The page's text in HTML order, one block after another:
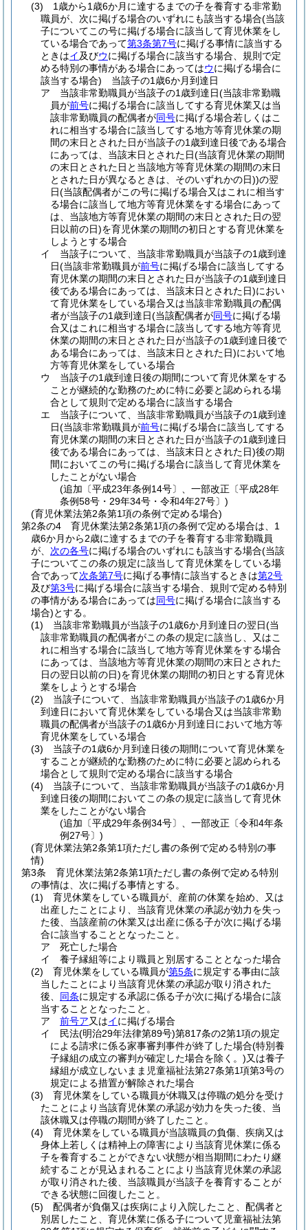
(3)
1歳から1歳6か月に達するまでの子を養育する非常勤
職員が、次に掲げる場合のいずれにも該当する場合(当該
子についてこの号に掲げる場合に該当して育児休業をし
ている場合であって第3条第7号に掲げる事情に該当する
ときはイ及びウに掲げる場合に該当する場合、規則で定
める特別の事情がある場合にあってはウに掲げる場合に
該当する場合) 当該子の1歳6か月到達日
ア
当該非常勤職員が当該子の1歳到達日(当該非常勤職
員が前号に掲げる場合に該当してする育児休業又は当
該非常勤職員の配偶者が同号に掲げる場合若しくはこ
れに相当する場合に該当してする地方等育児休業の期
間の末日とされた日が当該子の1歳到達日後である場合
にあっては、当該末日とされた日(当該育児休業の期間
の末日とされた日と当該地方等育児休業の期間の末日
とされた日が異なるときは、そのいずれかの日))の翌
日(当該配偶者がこの号に掲げる場合又はこれに相当す
る場合に該当して地方等育児休業をする場合にあって
は、当該地方等育児休業の期間の末日とされた日の翌
日以前の日)を育児休業の期間の初日とする育児休業を
しようとする場合
イ
当該子について、当該非常勤職員が当該子の1歳到達
日(当該非常勤職員が前号に掲げる場合に該当してする
育児休業の期間の末日とされた日が当該子の1歳到達日
後である場合にあっては、当該末日とされた日)におい
て育児休業をしている場合又は当該非常勤職員の配偶
者が当該子の1歳到達日(当該配偶者が同号に掲げる場
合又はこれに相当する場合に該当してする地方等育児
休業の期間の末日とされた日が当該子の1歳到達日後で
ある場合にあっては、当該末日とされた日)において地
方等育児休業をしている場合
ウ
当該子の1歳到達日後の期間について育児休業をする
ことが継続的な勤務のために特に必要と認められる場
合として規則で定める場合に該当する場合
エ
当該子について、当該非常勤職員が当該子の1歳到達
日(当該非常勤職員が前号に掲げる場合に該当してする
育児休業の期間の末日とされた日が当該子の1歳到達日
後である場合にあっては、当該末日とされた日)後の期
間においてこの号に掲げる場合に該当して育児休業を
したことがない場合
(追加〔平成23年条例14号〕、一部改正〔平成28年
条例58号・29年34号・令和4年27号〕)
(育児休業法第2条第1項の条例で定める場合)
第2条の4
育児休業法第2条第1項の条例で定める場合は、1
歳6か月から2歳に達するまでの子を養育する非常勤職員
が、 次の各号に掲げる場合のいずれにも該当する場合(当該
子についてこの条の規定に該当して育児休業をしている場
合であって次条第7号に掲げる事情に該当するときは第2号
及び第3号に掲げる場合に該当する場合、規則で定める特別
の事情がある場合にあっては同号に掲げる場合に該当する
場合)とする。
(1)
当該非常勤職員が当該子の1歳6か月到達日の翌日(当
該非常勤職員の配偶者がこの条の規定に該当し、又はこ
れに相当する場合に該当して地方等育児休業をする場合
にあっては、当該地方等育児休業の期間の末日とされた
日の翌日以前の日)を育児休業の期間の初日とする育児休
業をしようとする場合
(2)
当該子について、当該非常勤職員が当該子の1歳6か月
到達日において育児休業をしている場合又は当該非常勤
職員の配偶者が当該子の1歳6か月到達日において地方等
育児休業をしている場合
(3)
当該子の1歳6か月到達日後の期間について育児休業を
することが継続的な勤務のために特に必要と認められる
場合として規則で定める場合に該当する場合
(4)
当該子について、当該非常勤職員が当該子の1歳6か月
到達日後の期間においてこの条の規定に該当して育児休
業をしたことがない場合
(追加〔平成29年条例34号〕、一部改正〔令和4年条
例27号〕)
(育児休業法第2条第1項ただし書の条例で定める特別の事
情)
第3条
育児休業法第2条第1項ただし書の条例で定める特別
の事情は、次に掲げる事情とする。
(1)
育児休業をしている職員が、産前の休業を始め、又は
出産したことにより、当該育児休業の承認が効力を失っ
た後、当該産前の休業又は出産に係る子が次に掲げる場
合に該当することとなったこと。
ア
死亡した場合
イ
養子縁組等により職員と別居することとなった場合
(2)
育児休業をしている職員が第5条に規定する事由に該
当したことにより当該育児休業の承認が取り消された
後、 同条に規定する承認に係る子が次に掲げる場合に該
当することとなったこと。
ア
前号ア又はイに掲げる場合
イ
民法(明治29年法律第89号)第817条の2第1項の規定
による請求に係る家事審判事件が終了した場合(特別養
子縁組の成立の審判が確定した場合を除く。)又は養子
縁組が成立しないまま児童福祉法第27条第1項第3号の
規定による措置が解除された場合
(3)
育児休業をしている職員が休職又は停職の処分を受け
たことにより当該育児休業の承認が効力を失った後、当
該休職又は停職の期間が終了したこと。
(4)
育児休業をしている職員が当該職員の負傷、疾病又は
身体上若しくは精神上の障害により当該育児休業に係る
子を養育することができない状態が相当期間にわたり継
続することが見込まれることにより当該育児休業の承認
が取り消された後、当該職員が当該子を養育することが
できる状態に回復したこと。
(5)
配偶者が負傷又は疾病により入院したこと、配偶者と
別居したこと、育児休業に係る子について児童福祉法第